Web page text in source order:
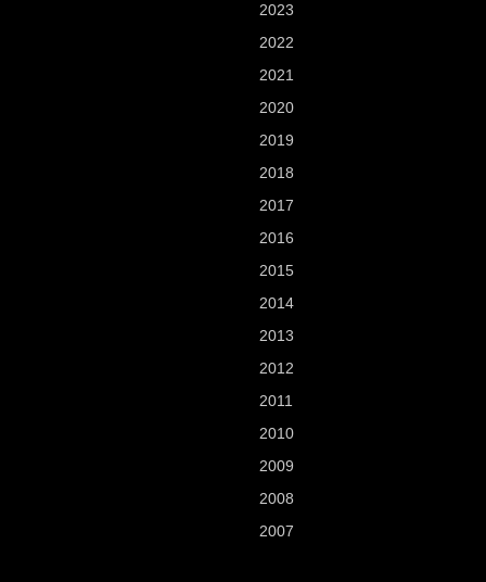
2023
2022
2021
2020
2019
2018
2017
2016
2015
2014
2013
2012
2011
2010
2009
2008
2007